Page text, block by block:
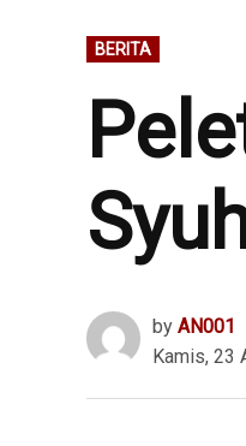
POSTED
IN
BERITA
by AN001
Kamis, 23